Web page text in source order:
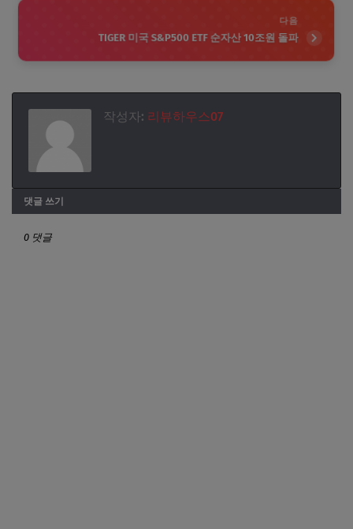
다음
TIGER 미국 S&P500 ETF 순자산 10조원 돌파
작성자: 리뷰하우스07
댓글 쓰기
0 댓글